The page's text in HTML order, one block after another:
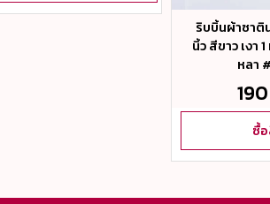
ริบบิ้นผ้าซาติ
นิ้ว สีขาว เงา
หลา
ซื้